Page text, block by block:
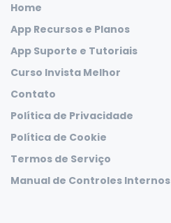
Home
App Recursos e Planos
App Suporte e Tutoriais
Curso Invista Melhor
Contato
Política de Privacidade
Política de Cookie
Termos de Serviço
Manual de Controles Internos